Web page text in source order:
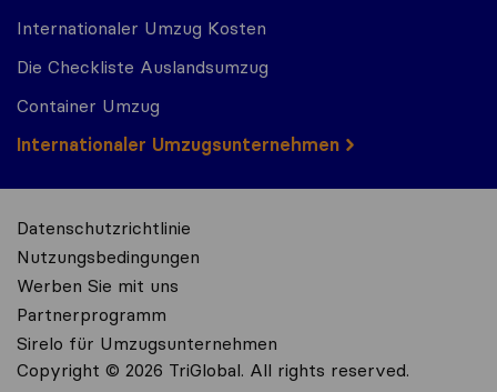
Internationaler Umzug Kosten
Die Checkliste Auslandsumzug
Container Umzug
Internationaler Umzugsunternehmen
Datenschutzrichtlinie
Nutzungsbedingungen
Werben Sie mit uns
Partnerprogramm
Sirelo für Umzugsunternehmen
Copyright © 2026 TriGlobal. All rights reserved.